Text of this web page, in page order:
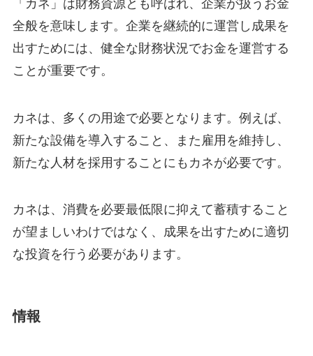
「カネ」は財務資源とも呼ばれ、企業が扱うお金
全般を意味します。企業を継続的に運営し成果を
出すためには、健全な財務状況でお金を運営する
ことが重要です。
カネは、多くの用途で必要となります。例えば、
新たな設備を導入すること、また雇用を維持し、
新たな人材を採用することにもカネが必要です。
カネは、消費を必要最低限に抑えて蓄積すること
が望ましいわけではなく、成果を出すために適切
な投資を行う必要があります。
情報